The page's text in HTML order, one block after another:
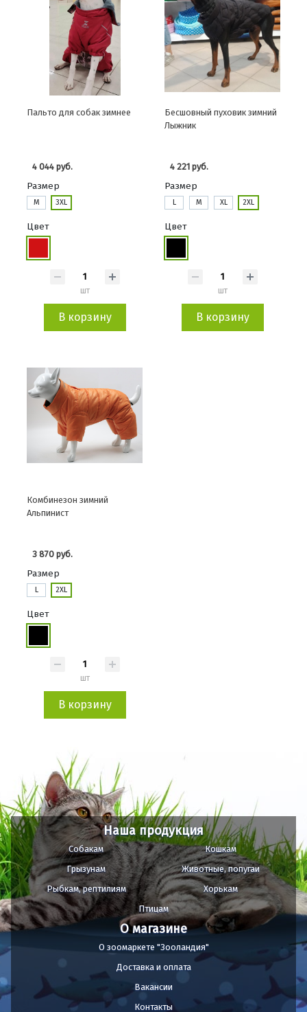
Пальто для собак зимнее
4 044 руб.
Размер
M 3XL
Цвет
шт
В корзину
Бесшовный пуховик зимний
Лыжник
4 221 руб.
Размер
L M XL 2XL
Цвет
шт
В корзину
Комбинезон зимний
Альпинист
3 870 руб.
Размер
L 2XL
Цвет
шт
В корзину
Наша продукция
Собакам
Кошкам
Грызунам
Животные, попугаи
Рыбкам, рептилиям
Хорькам
Птицам
О магазине
О зоомаркете "Зооландия"
Доставка и оплата
Вакансии
Контакты